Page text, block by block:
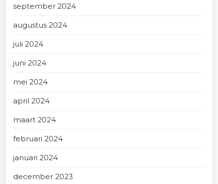
september 2024
augustus 2024
juli 2024
juni 2024
mei 2024
april 2024
maart 2024
februari 2024
januari 2024
december 2023